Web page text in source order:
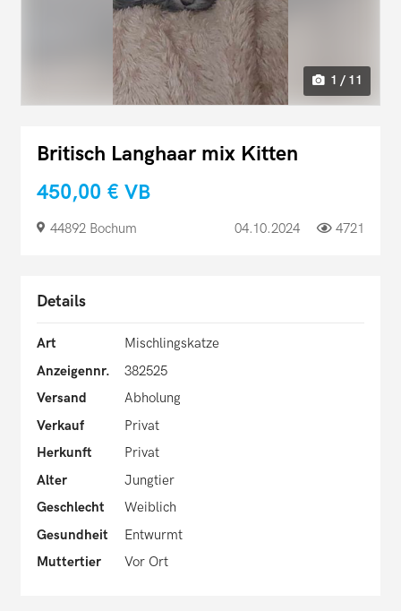
1 / 11
Britisch Langhaar mix Kitten
450,00 € VB
44892 Bochum 04.10.2024 4721
Details
Art
Mischlingskatze
Anzeigennr.
382525
Versand
Abholung
Verkauf
Privat
Herkunft
Privat
Alter
Jungtier
Geschlecht
Weiblich
Gesundheit
Entwurmt
Muttertier
Vor Ort